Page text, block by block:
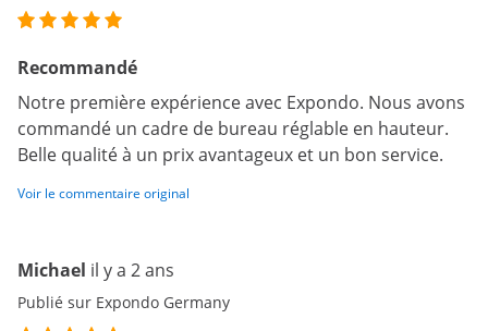
Recommandé
Notre première expérience avec Expondo. Nous avons
commandé un cadre de bureau réglable en hauteur.
Belle qualité à un prix avantageux et un bon service.
Voir le commentaire original
Michael il y a 2 ans
Publié sur Expondo Germany